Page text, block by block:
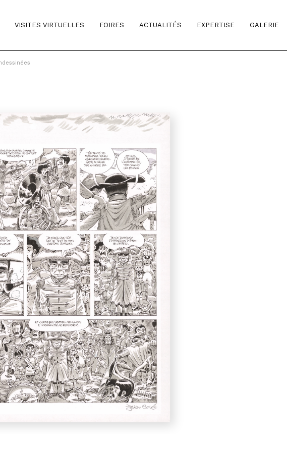
VISITES VIRTUELLES FOIRES ACTUALITÉS EXPERTISE GALERIE